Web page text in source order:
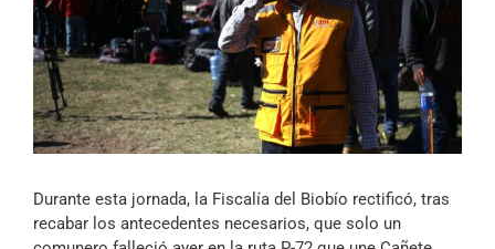
Reportajes
Columnas
Música Clásica
Especiales
Archivo Sonoro
grande
Durante esta jornada, la Fiscalía del Biobío rectificó, tras
recabar los antecedentes necesarios, que solo un